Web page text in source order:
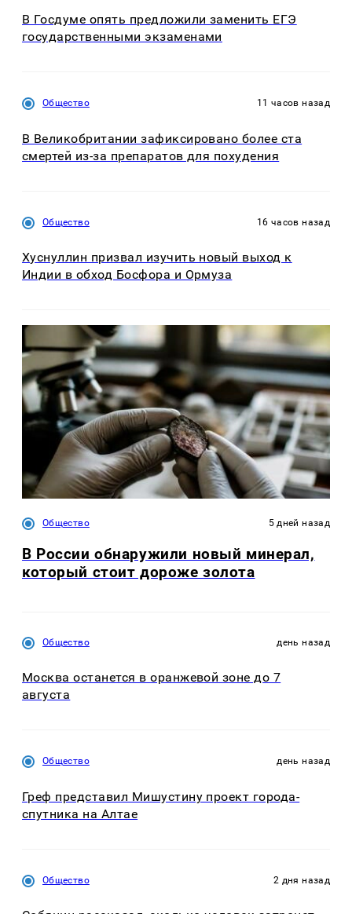
В Госдуме опять предложили заменить ЕГЭ
государственными экзаменами
Общество 11 часов назад
В Великобритании зафиксировано более ста
смертей из-за препаратов для похудения
Общество 16 часов назад
Хуснуллин призвал изучить новый выход к
Индии в обход Босфора и Ормуза
Общество 5 дней назад
В России обнаружили новый минерал,
который стоит дороже золота
Общество день назад
Москва останется в оранжевой зоне до 7
августа
Общество день назад
Греф представил Мишустину проект города-
спутника на Алтае
Общество 2 дня назад